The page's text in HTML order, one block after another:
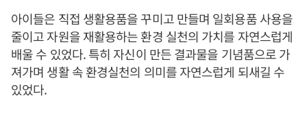
아이들은 직접 생활용품을 꾸미고 만들며 일회용품 사용을
줄이고 자원을 재활용하는 환경 실천의 가치를 자연스럽게
배울 수 있었다. 특히 자신이 만든 결과물을 기념품으로 가
져가며 생활 속 환경실천의 의미를 자연스럽게 되새길 수
있었다.